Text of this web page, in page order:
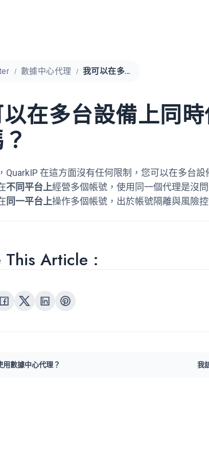
數據中心代理 我可以在多台設備上同時使用同一個數據中心代理嗎？
在多台設備上同
QuarkIP 在這方面沒有任何限制，您可以在多台
不同平台上經營多個帳號，使用同一個代理是沒問
同一平台上操作多個帳號，出於帳號隔離與風險
This Article :
用數據中心代理？ 我